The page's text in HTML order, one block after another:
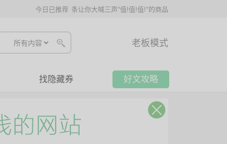
今日已推荐 条让你大喊三声"值!值!值!"的商品
老板模式
找隐藏券 好文攻略